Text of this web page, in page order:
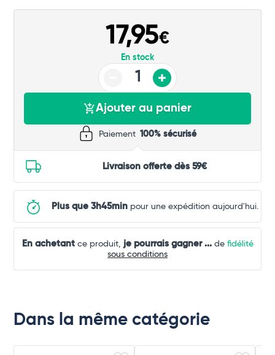
17,95€
En stock
Ajouter au panier
Paiement 100% sécurisé
Livraison offerte dès 59€
Plus que 3h45minpour une expédition aujourd'hui.
En achetantce produit, je pourrais gagner ...de fidélité
sous conditions
Dans la même catégorie